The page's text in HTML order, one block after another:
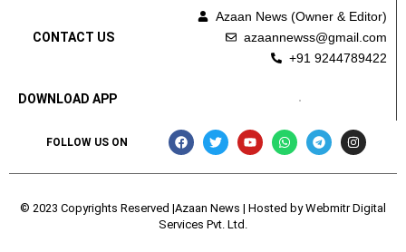
CONTACT US
Azaan News (Owner & Editor)
azaannewss@gmail.com
+91 9244789422
DOWNLOAD APP
FOLLOW US ON
© 2023 Copyrights Reserved |Azaan News | Hosted byWebmitr Digital
Services Pvt. Ltd.